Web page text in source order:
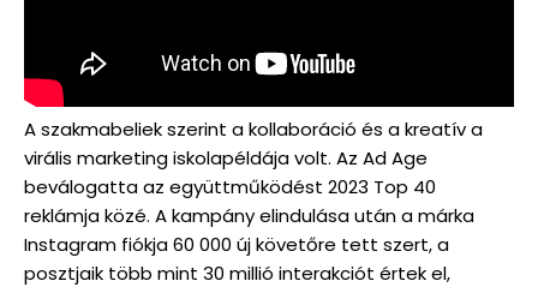
A szakmabeliek szerint a kollaboráció és a kreatív a
virális marketing iskolapéldája volt. Az Ad Age
beválogatta az együttműködést 2023 Top 40
reklámja közé. A kampány elindulása után a márka
Instagram fiókja 60 000 új követőre tett szert, a
posztjaik több mint 30 millió interakciót értek el,